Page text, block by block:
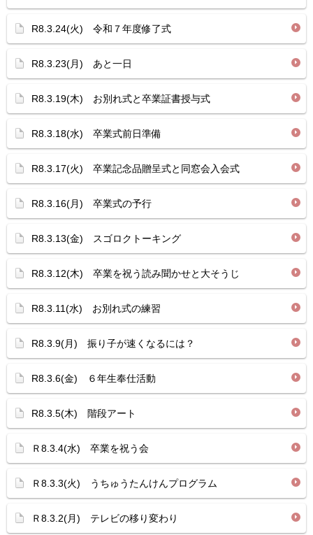
R8.3.24(火) 令和７年度修了式
R8.3.23(月) あと一日
R8.3.19(木) お別れ式と卒業証書授与式
R8.3.18(水) 卒業式前日準備
R8.3.17(火) 卒業記念品贈呈式と同窓会入会式
R8.3.16(月) 卒業式の予行
R8.3.13(金) スゴロクトーキング
R8.3.12(木) 卒業を祝う読み聞かせと大そうじ
R8.3.11(水) お別れ式の練習
R8.3.9(月) 振り子が速くなるには？
R8.3.6(金) ６年生奉仕活動
R8.3.5(木) 階段アート
Ｒ8.3.4(水) 卒業を祝う会
Ｒ8.3.3(火) うちゅうたんけんプログラム
Ｒ8.3.2(月) テレビの移り変わり